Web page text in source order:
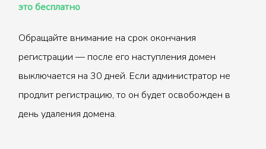
это бесплатно
Обращайте внимание на срок окончания
регистрации — после его наступления домен
выключается на 30 дней. Если администратор не
продлит регистрацию, то он будет освобожден в
день удаления домена.